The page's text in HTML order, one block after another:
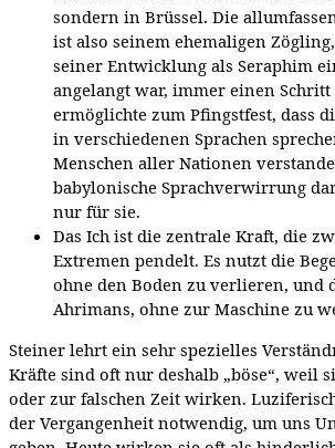
sondern in Brüssel. Die
ist also seinem ehemaligen
seiner Entwicklung als Seraphim
angelangt war, immer einen Schritt
ermöglichte zum Pfingstfest, dass
in verschiedenen Sprachen
Menschen aller Nationen
babylonische Sprachverwirrung
nur für sie.
Das Ich ist die zentrale Kraft, die
Extremen pendelt. Es nutzt die
ohne den Boden zu verlieren, und
Ahrimans, ohne zur Maschine zu
Steiner lehrt ein sehr spezielles
Kräfte sind oft nur deshalb „böse“, weil
oder zur falschen Zeit wirken.
der Vergangenheit notwendig, um uns